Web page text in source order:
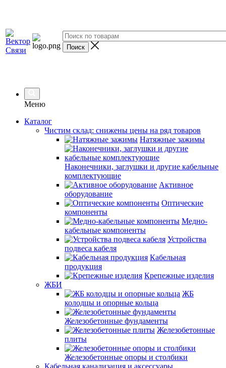
Меню
Каталог
Чистим склад: снижены цены на ряд товаров
Натяжные зажимы
Наконечники, заглушки и другие кабельные
комплектующие
Активное
оборудование
Оптические
компоненты
Медно-
кабельные компоненты
Устройства
подвеса кабеля
Кабельная
продукция
Крепежные изделия
ЖБИ
ЖБ
колодцы и опорные кольца
Железобетонные фундаменты
Железобетонные
плиты
Железобетонные опоры и столбики
Кабельная канализация и аксессуары